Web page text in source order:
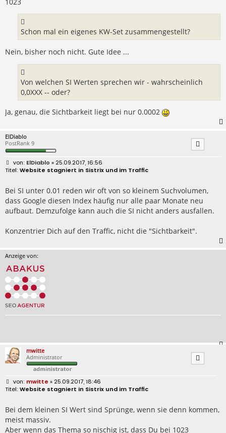
Schon mal ein eigenes KW-Set zusammengestellt?
Nein, bisher noch nicht. Gute Idee ...
Von welchen SI Werten sprechen wir - wahrscheinlich
0,0XXX -- oder?
Ja, genau, die Sichtbarkeit liegt bei nur 0.0002
ElDiablo
PostRank 9
B
e
r
a
g
ElDiablo » 25.09.2017, 16:56
Website stagniert in Sistrix und im Traffic
Bei SI unter 0.01 reden wir oft von so kleinem Suchvolumen,
dass Google diesen Index häufig nur alle paar Monate neu
aufbaut. Demzufolge kann auch die SI nicht anders ausfallen.
Konzentrier Dich auf den Traffic, nicht die "Sichtbarkeit".
Anzeige von:
mwitte
Administrator
B
e
r
a
g
mwitte » 25.09.2017, 18:46
Website stagniert in Sistrix und im Traffic
Bei dem kleinen SI Wert sind Sprünge, wenn sie denn kommen,
meist massiv.
Aber wenn das Thema so nischig ist, dass Du bei 1023